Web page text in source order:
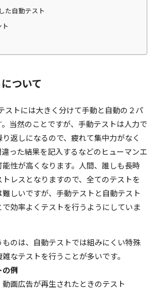
た自動テスト
ついて
ストには大きく分けて手動と自動の２パ
当然のことですが、手動テストは人力で
返しになるので、疲れて集中力がなく
った結果を記入するなどのヒューマンエ
性が高くなります。人間、誰しも長時
レスとなりますので、全てのテストを
しいですが、手動テストと自動テスト
効率よくテストを行うようにしていま
のは、自動テストでは組みにくい特殊
なテストを行うことが多いです。
の例
動画広告が再生されたときのテスト